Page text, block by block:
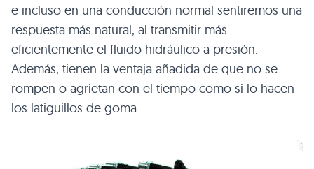
e incluso en una conducción normal sentiremos una
respuesta más natural, al transmitir más
eficientemente el fluido hidráulico a presión.
Además, tienen la ventaja añadida de que no se
rompen o agrietan con el tiempo como si lo hacen
los latiguillos de goma.